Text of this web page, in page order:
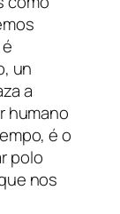
un
a
humano
é o
polo
nos